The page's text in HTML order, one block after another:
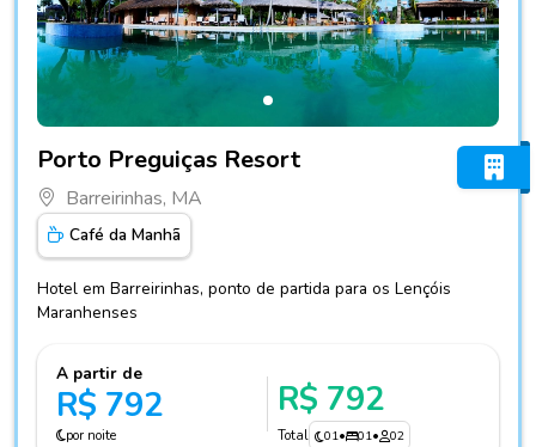
Porto Preguiças Resort
Barreirinhas, MA
Café da Manhã
Hotel em Barreirinhas, ponto de partida para os Lençóis
Maranhenses
A partir de
R$ 792
por noite
R$ 792
Total 01• 01• 02